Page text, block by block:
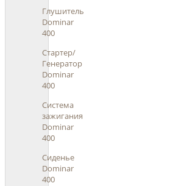
Глушитель
Dominar
400
Стартер/
Генератор
Dominar
400
Система
зажигания
Dominar
400
Сиденье
Dominar
400